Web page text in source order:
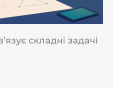
складні задачі